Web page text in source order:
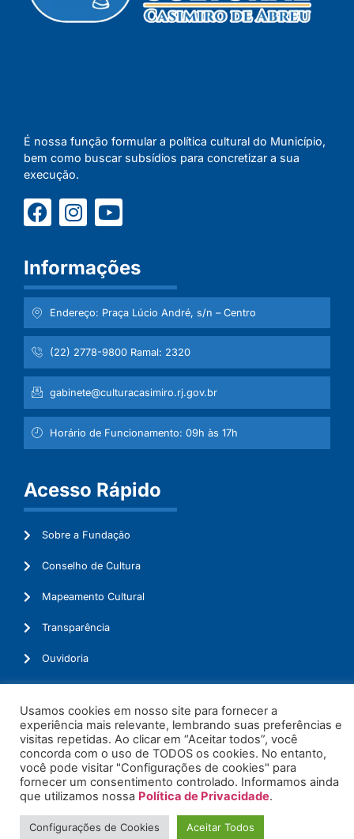
É nossa função formular a política cultural do Município,
bem como buscar subsídios para concretizar a sua
execução.
Informações
Endereço: Praça Lúcio André, s/n – Centro
(22) 2778-9800 Ramal: 2320
gabinete@culturacasimiro.rj.gov.br
Horário de Funcionamento: 09h às 17h
Acesso Rápido
Sobre a Fundação
Conselho de Cultura
Mapeamento Cultural
Transparência
Ouvidoria
© 2026. Todos os Direitos Reservados.
Usamos cookies em nosso site para fornecer a
experiência mais relevante, lembrando suas preferências e
visitas repetidas. Ao clicar em “Aceitar todos”, você
concorda com o uso de TODOS os cookies. No entanto,
você pode visitar "Configurações de cookies" para
fornecer um consentimento controlado. Informamos ainda
que utilizamos nossa Política de Privacidade.
Configurações de Cookies Aceitar Todos